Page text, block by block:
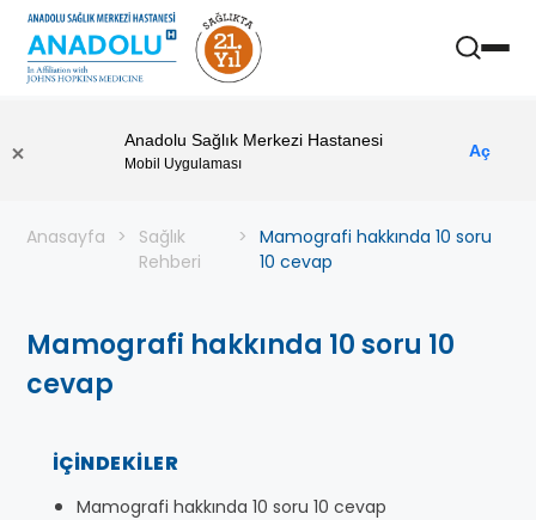
Anadolu Sağlık Merkezi Hastanesi
Mobil Uygulaması
Aç
Anasayfa
Sağlık
Rehberi
Mamografi hakkında 10 soru
10 cevap
Mamografi hakkında 10 soru 10
cevap
İÇINDEKILER
Mamografi hakkında 10 soru 10 cevap